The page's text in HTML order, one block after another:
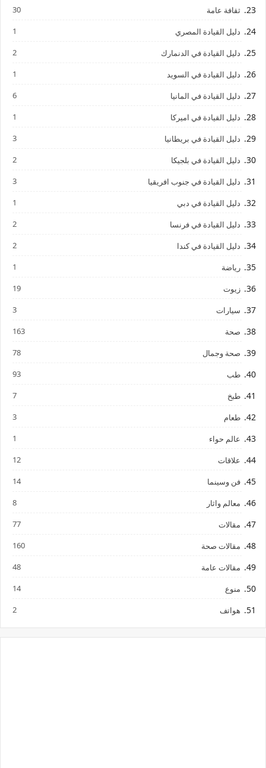
ثقافة عامة 30
دليل القيادة المصري 1
دليل القيادة في الدنمارك 2
دليل القيادة في السويد 1
دليل القيادة في المانيا 6
دليل القيادة في اميركا 1
دليل القيادة في بريطانيا 3
دليل القيادة في بلجيكا 2
دليل القيادة في جنوب افريقيا 3
دليل القيادة في دبي 1
دليل القيادة في فرنسا 2
دليل القيادة في كندا 2
رياضة 1
زيوت 19
سيارات 3
صحة 163
صحة وجمال 78
طب 93
طبخ 7
طعام 3
عالم حواء 1
علاقات 12
فن وسينما 14
معالم واثار 8
مقالات 77
مقالات صحة 160
مقالات عامة 48
منوع 14
هواتف 2